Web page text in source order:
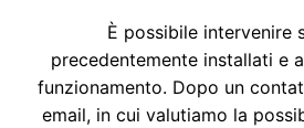
È possibile intervenire
precedentemente installati e
funzionamento. Dopo un
email, in cui valutiamo la